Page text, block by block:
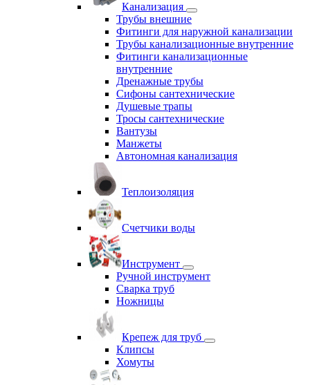
Канализация
Трубы внешние
Фитинги для наружной канализации
Трубы канализационные внутренние
Фитинги канализационные
внутренние
Дренажные трубы
Сифоны сантехнические
Душевые трапы
Тросы сантехнические
Вантузы
Манжеты
Автономная канализация
Теплоизоляция
Счетчики воды
Инструмент
Ручной инструмент
Сварка труб
Ножницы
Крепеж для труб
Клипсы
Хомуты